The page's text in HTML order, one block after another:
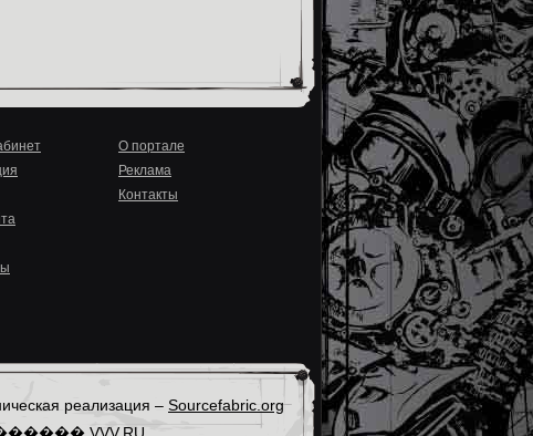
О портале
Реклама
Контакты
реализация – Sourcefabric.org